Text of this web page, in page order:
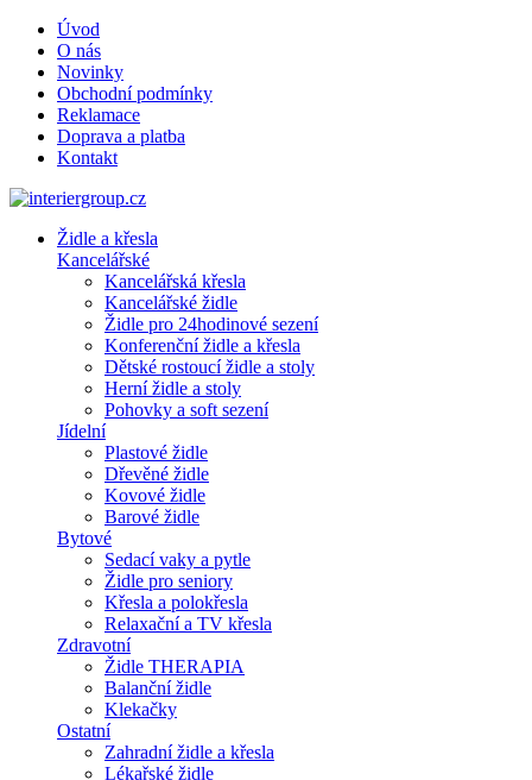
Úvod
O nás
Novinky
Obchodní podmínky
Reklamace
Doprava a platba
Kontakt
Židle a křesla
Kancelářské
Kancelářská křesla
Kancelářské židle
Židle pro 24hodinové sezení
Konferenční židle a křesla
Dětské rostoucí židle a stoly
Herní židle a stoly
Pohovky a soft sezení
Jídelní
Plastové židle
Dřevěné židle
Kovové židle
Barové židle
Bytové
Sedací vaky a pytle
Židle pro seniory
Křesla a polokřesla
Relaxační a TV křesla
Zdravotní
Židle THERAPIA
Balanční židle
Klekačky
Ostatní
Zahradní židle a křesla
Lékařské židle